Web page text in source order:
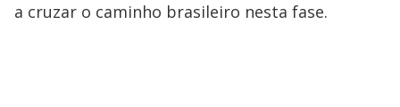
a cruzar o caminho brasileiro nesta fase.